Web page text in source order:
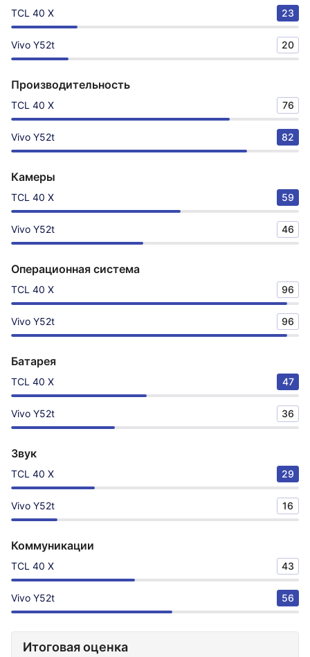
TCL 40 X 23
Vivo Y52t 20
Производительность
TCL 40 X 76
Vivo Y52t 82
Камеры
TCL 40 X 59
Vivo Y52t 46
Операционная система
TCL 40 X 96
Vivo Y52t 96
Батарея
TCL 40 X 47
Vivo Y52t 36
Звук
TCL 40 X 29
Vivo Y52t 16
Коммуникации
TCL 40 X 43
Vivo Y52t 56
Итоговая оценка